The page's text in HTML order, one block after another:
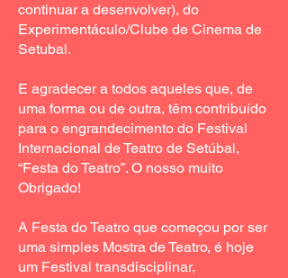
continuar a desenvolver), do
Experimentáculo/Clube de Cinema de
Setubal.
E agradecer a todos aqueles que, de
uma forma ou de outra, têm contribuído
para o engrandecimento do Festival
Internacional de Teatro de Setúbal,
“Festa do Teatro”. O nosso muito
Obrigado!
A Festa do Teatro que começou por ser
uma simples Mostra de Teatro, é hoje
um Festival transdisciplinar,